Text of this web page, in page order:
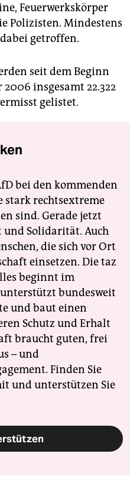
Feuerwerkskörper
Polizisten. Mindestens
getroffen.
seit dem Beginn
insgesamt 22.322
gelistet.
bei den kommenden
stark rechtsextreme
sind. Gerade jetzt
und Solidarität. Auch
die sich vor Ort
einsetzen. Die taz
beginnt im
bundesweit
und baut einen
Schutz und Erhalt
braucht guten, frei
– und
Finden Sie
und unterstützen Sie